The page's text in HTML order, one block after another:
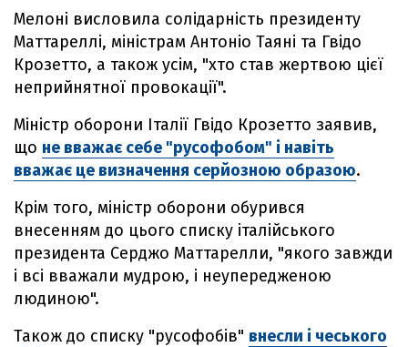
Мелоні висловила солідарність президенту
Маттареллі, міністрам Антоніо Таяні та Гвідо
Крозетто, а також усім, "хто став жертвою цієї
неприйнятної провокації".
Міністр оборони Італії Гвідо Крозетто заявив,
що не вважає себе "русофобом" і навіть
вважає це визначення серйозною образою.
Крім того, міністр оборони обурився
внесенням до цього списку італійського
президента Серджо Маттарелли, "якого завжди
і всі вважали мудрою, і неупередженою
людиною".
Також до списку "русофобів" внесли і чеського